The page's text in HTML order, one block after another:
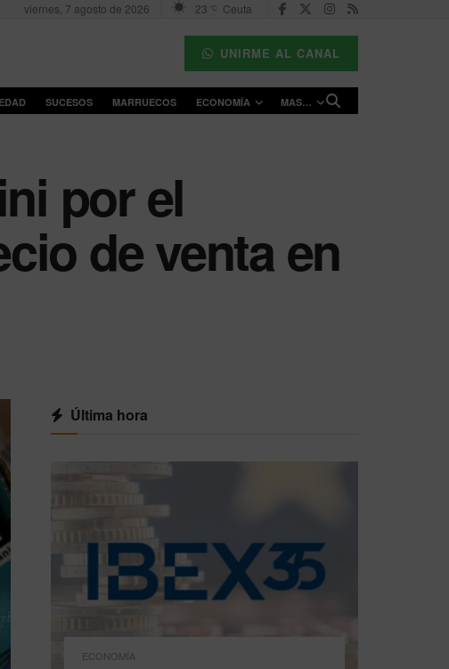
viernes, 7 agosto de 2026 23 °C Ceuta
UNIRME AL CANAL
SUCESOS MARRUECOS ECONOMÍA MAS…
por el
de venta en
Última hora
ECONOMÍA